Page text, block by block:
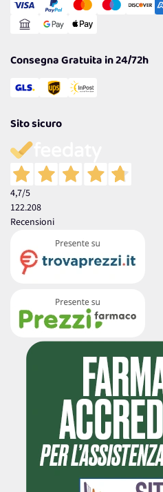
Gestisci Cookie
Reso Facile e Veloce
Consegna Gratuita in 24/72h
Sito sicuro
4,7/5
122.208
Recensioni